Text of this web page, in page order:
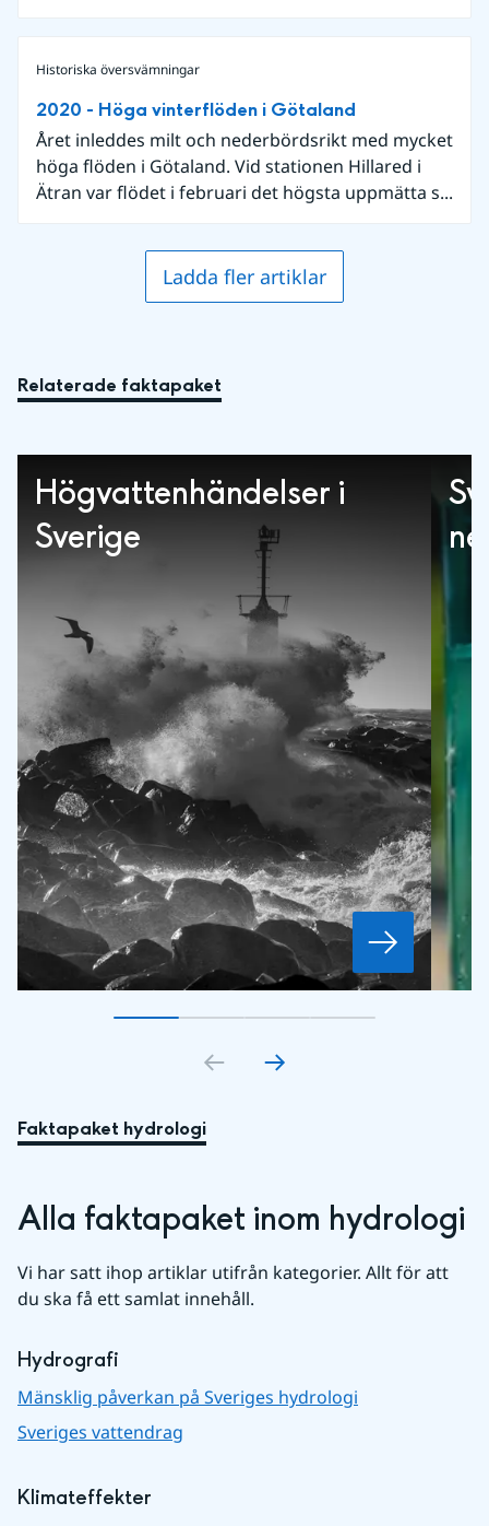
Historiska översvämningar
2020 - Höga vinterflöden i Götaland
Året inleddes milt och nederbördsrikt med mycket
höga flöden i Götaland. Vid stationen Hillared i
Ätran var flödet i februari det högsta uppmätta s...
Ladda fler artiklar
Relaterade faktapaket
Högvattenhändelser i
Sverige
Gå till bildkort1
Gå till bildkort2
Gå till bildkort3
Gå till bildkort
Faktapaket hydrologi
Alla faktapaket inom hydrologi
Vi har satt ihop artiklar utifrån kategorier. Allt för att
du ska få ett samlat innehåll.
Hydrografi
Mänsklig påverkan på Sveriges hydrologi
Sveriges vattendrag
Klimateffekter